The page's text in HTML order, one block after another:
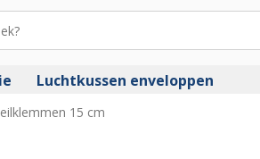
Luchtkussen enveloppen
15 cm